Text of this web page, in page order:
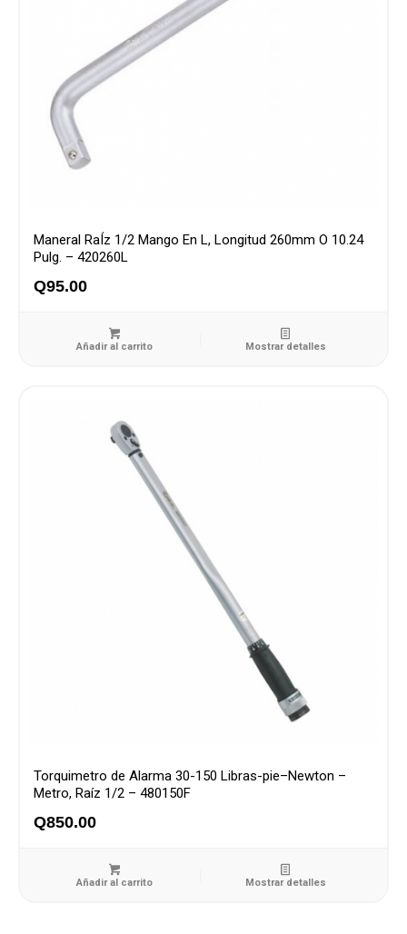
Maneral RaÍz 1/2 Mango En L, Longitud 260mm O 10.24
Pulg. – 420260L
Q95.00
Añadir al carrito Mostrar detalles
Torquimetro de Alarma 30-150 Libras-pie–Newton –
Metro, Raíz 1/2 – 480150F
Q850.00
Añadir al carrito Mostrar detalles